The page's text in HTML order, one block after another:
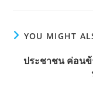
YOU MIGHT
ประชาชน ค่อนข้